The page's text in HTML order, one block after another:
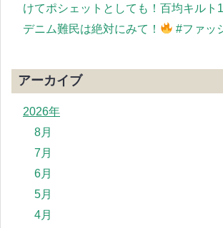
けてポシェットとしても！百均キルト
デニム難民は絶対にみて！
#ファッ
アーカイブ
2026年
8月
7月
6月
5月
4月